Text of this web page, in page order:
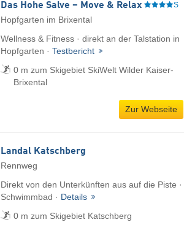
Das Hohe Salve – Move & Relax S
Hopfgarten im Brixental
Wellness & Fitness · direkt an der Talstation in
Hopfgarten · Testbericht
0 m zum Skigebiet SkiWelt Wilder Kaiser-
Brixental
Zur Webseite
Landal Katschberg
Rennweg
Direkt von den Unterkünften aus auf die Piste ·
Schwimmbad · Details
0 m zum Skigebiet Katschberg